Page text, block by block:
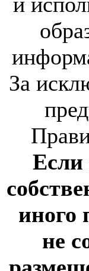
За
Если
иного
не